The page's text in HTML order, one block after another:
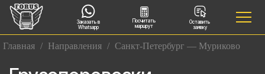
Заказать в
Whatsapp
Посчитать
маршрут
Оставить
заявку
Главная / Направления / Санкт-Петербург — Муриково